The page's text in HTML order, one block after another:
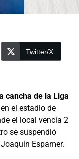
Twitter/X
cancha de la Liga
el estadio de
el local vencía 2
se suspendió
Espamer.